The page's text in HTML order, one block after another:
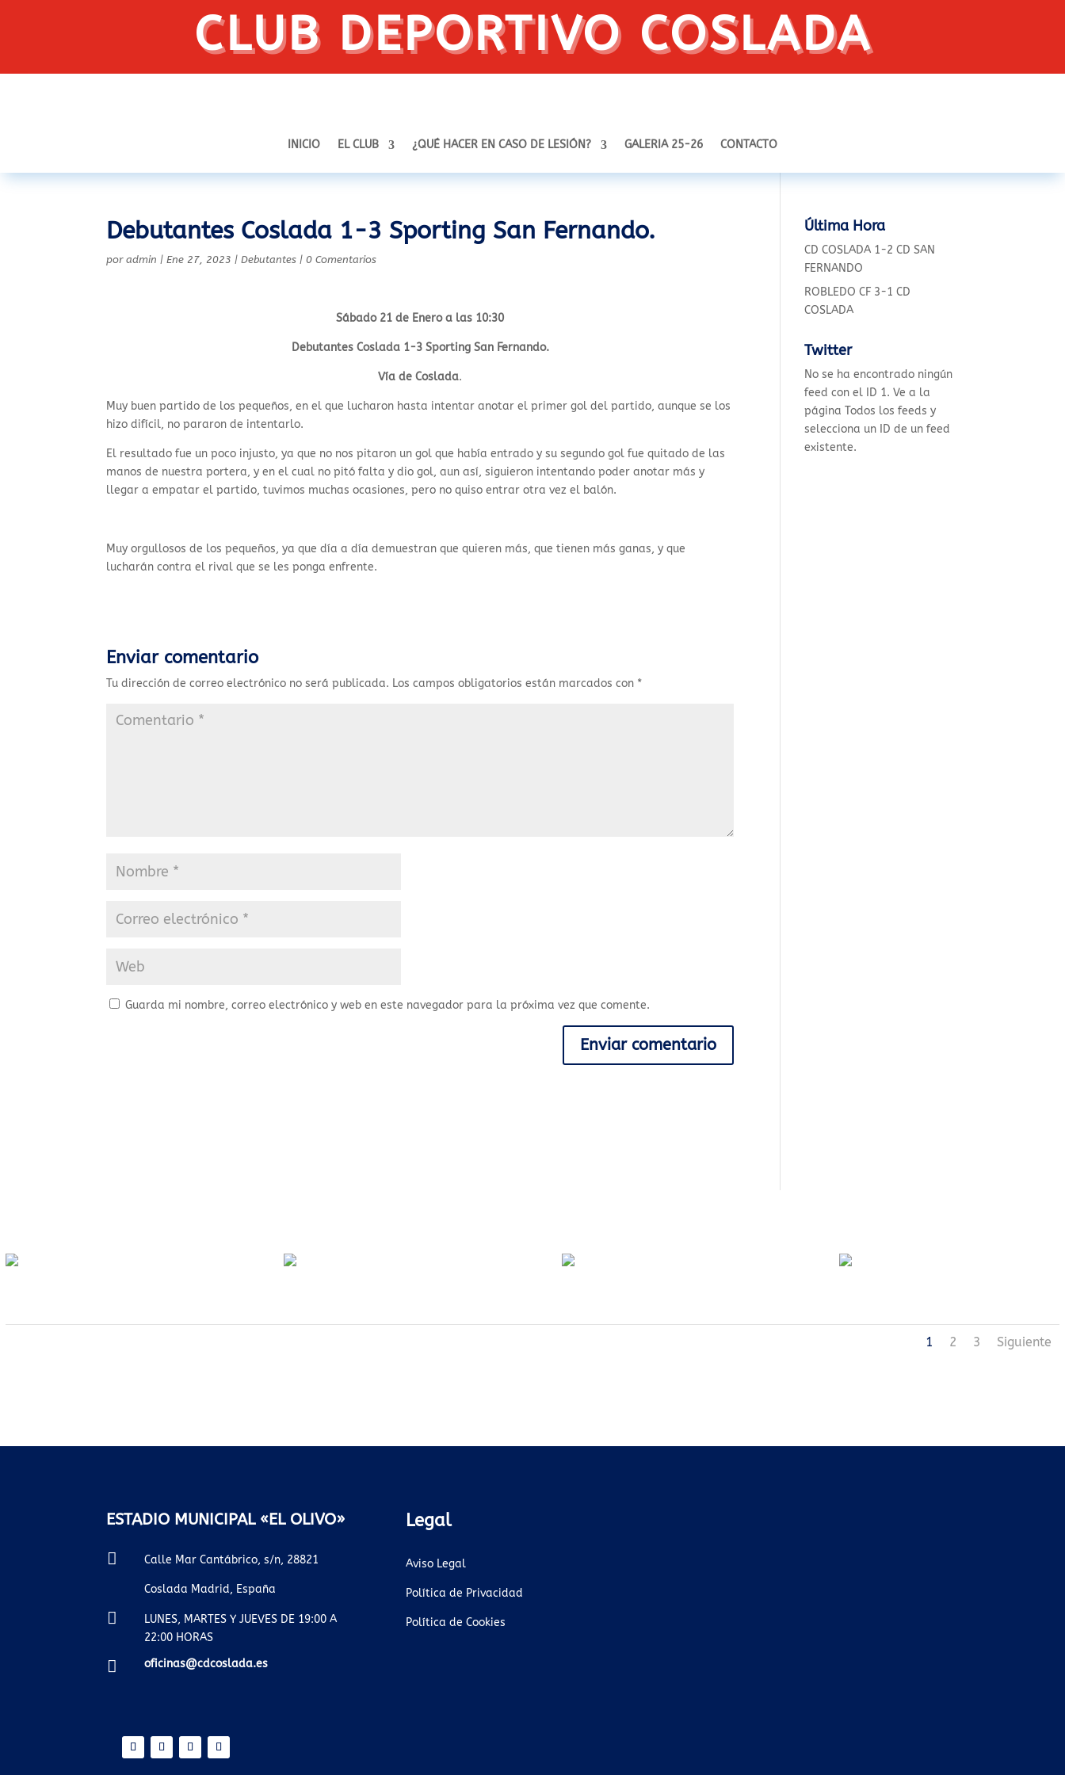
CLUB DEPORTIVO COSLADA
INICIO EL CLUB ¿QUÉ HACER EN CASO DE LESIÓN? GALERIA 25-26 CONTACTO
Debutantes Coslada 1-3 Sporting San Fernando.
poradmin |Ene 27, 2023 |Debutantes |0 Comentarios
Sábado 21 de Enero a las 10:30
Debutantes Coslada 1-3 Sporting San Fernando.
Vía de Coslada.
Muy buen partido de los pequeños, en el que lucharon hasta intentar anotar el primer gol del partido, aunque se los
hizo difícil, no pararon de intentarlo.
El resultado fue un poco injusto, ya que no nos pitaron un gol que había entrado y su segundo gol fue quitado de las
manos de nuestra portera, y en el cual no pitó falta y dio gol, aun así, siguieron intentando poder anotar más y
llegar a empatar el partido, tuvimos muchas ocasiones, pero no quiso entrar otra vez el balón.
Muy orgullosos de los pequeños, ya que día a día demuestran que quieren más, que tienen más ganas, y que
lucharán contra el rival que se les ponga enfrente.
Enviar comentario
Tu dirección de correo electrónico no será publicada. Los campos obligatorios están marcados con *
Guarda mi nombre, correo electrónico y web en este navegador para la próxima vez que comente.
Última Hora
CD COSLADA 1-2 CD SAN
FERNANDO
ROBLEDO CF 3-1 CD
COSLADA
Twitter
No se ha encontrado ningún
feed con el ID 1. Ve a la
páginaTodos los feeds y
selecciona un ID de un feed
existente.
1 2 3 Siguiente
ESTADIO MUNICIPAL «EL OLIVO»
 Calle Mar Cantábrico, s/n, 28821
Coslada Madrid, España

LUNES, MARTES Y JUEVES DE 19:00 A
22:00 HORAS
 oficinas@cdcoslada.es
Legal
Aviso Legal
Política de Privacidad
Política de Cookies